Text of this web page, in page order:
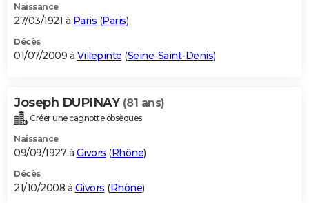
Naissance
27/03/1921 à Paris (Paris)
Décès
01/07/2009 à Villepinte (Seine-Saint-Denis)
Joseph DUPINAY (81 ans)
Créer une cagnotte obsèques
Naissance
09/09/1927 à Givors (Rhône)
Décès
21/10/2008 à Givors (Rhône)